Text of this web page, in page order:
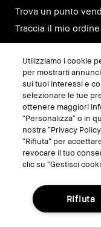
Trova un punto
Traccia il mio ordine
SEGUICI SU
Utilizziamo i cookie
per mostrarti
sui tuoi interessi e
selezionare le tue
ottenere maggiori
“Personalizza” o in
nostra “Privacy
“Rifiuta” per
revocare il tuo
clic su “Gestisci
Rifiuta